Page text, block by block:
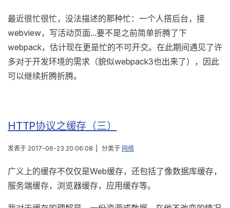
最近很忙很忙，没法描述的那种忙：一个人搭后台，接
webview，写活动页面...要不是之前简单折腾了下
webpack，估计现在更是忙的不可开交。在此期间遇见了许
多对于开发环境的需求（貌似webpack3也出来了），因此
可以继续折腾折腾。
HTTP协议之缓存（三）
发表于 2017-06-23 20:06:08 分类于 网络
广义上的缓存不仅仅是Web缓存，还包括了像数据库缓存，
服务端缓存，浏览器缓存，应用缓存等。